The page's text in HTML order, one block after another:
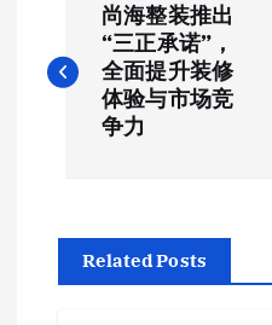
章
尚海整装推出
“三正承诺”，
全面提升装修
体验与市场竞
争力
Related Posts